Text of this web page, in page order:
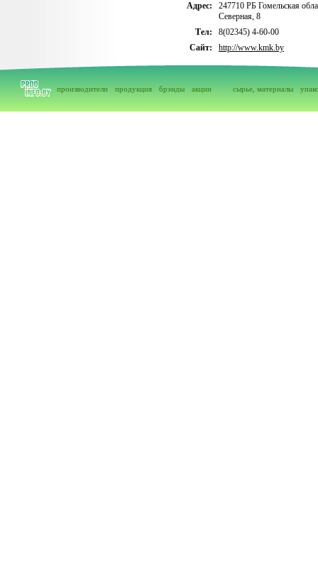
Адрес:
247710 РБ Гомельская
Северная, 8
Тел:
8(02345) 4-60-00
Сайт:
http://www.kmk.by
производители продукция брэнды акции сырье, материалы